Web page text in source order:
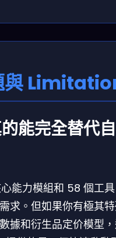
與
能完全替代
能力模組和 58 個工
求。但如果你有極其
據和衍生品定价模型